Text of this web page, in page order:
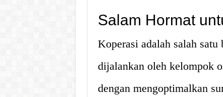
Salam Hormat
Koperasi adalah salah
dijalankan oleh kelompok
dengan mengoptimalkan